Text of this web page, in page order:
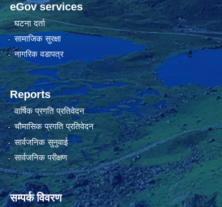
eGov services
घटना दर्ता
सामाजिक सुरक्षा
नागरिक वडापत्र
Reports
वार्षिक प्रगति प्रतिवेदन
चौमासिक प्रगति प्रतिवेदन
सार्वजनिक सुनुवाई
सार्वजनिक परीक्षण
सम्पर्क विवरण